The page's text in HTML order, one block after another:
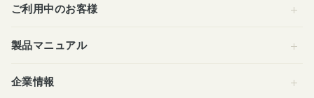
ご利用中のお客様
製品マニュアル
企業情報